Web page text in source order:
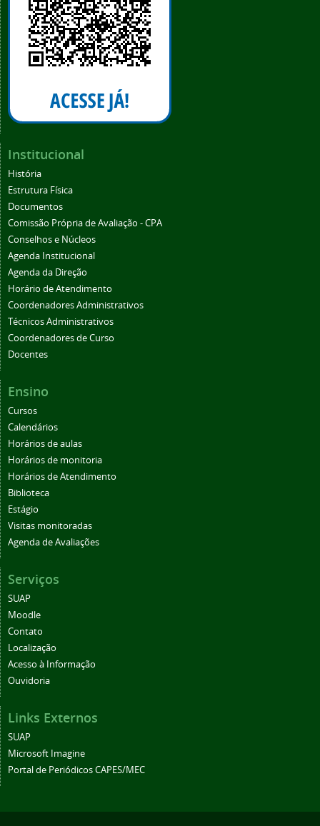
Institucional
História
Estrutura Física
Documentos
Comissão Própria de Avaliação - CPA
Conselhos e Núcleos
Agenda Institucional
Agenda da Direção
Horário de Atendimento
Coordenadores Administrativos
Técnicos Administrativos
Coordenadores de Curso
Docentes
Ensino
Cursos
Calendários
Horários de aulas
Horários de monitoria
Horários de Atendimento
Biblioteca
Estágio
Visitas monitoradas
Agenda de Avaliações
Serviços
SUAP
Moodle
Contato
Localização
Acesso à Informação
Ouvidoria
Links Externos
SUAP
Microsoft Imagine
Portal de Periódicos CAPES/MEC